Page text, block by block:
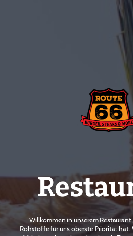
Willkommen in unserem
Rohstoffe für uns oberste Priorität hat.